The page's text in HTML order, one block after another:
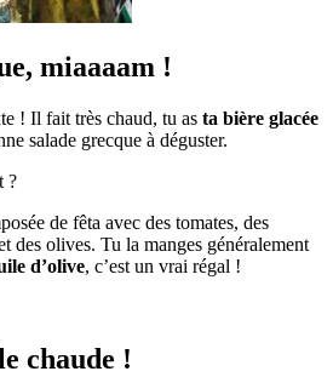
miaaaam !
! Il fait très chaud, tu as ta bière glacée
salade grecque à déguster.
?
de fêta avec des tomates, des
des olives. Tu la manges généralement
d’olive, c’est un vrai régal !
chaude !